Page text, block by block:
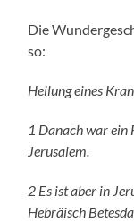
Die
so:
Heilung eines
1 Danach war ein
Jerusalem.
2 Es ist aber in
Hebräisch